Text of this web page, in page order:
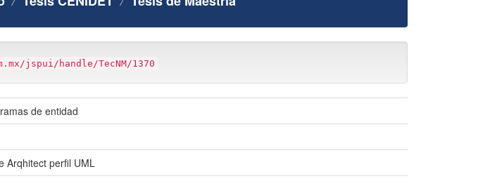
jspui/handle/TecNM/1370
de entidad
Arqhitect perfil UML